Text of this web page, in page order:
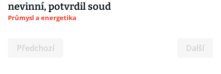
nevinní, potvrdil soud
Průmysl a energetika
Předchozí Další